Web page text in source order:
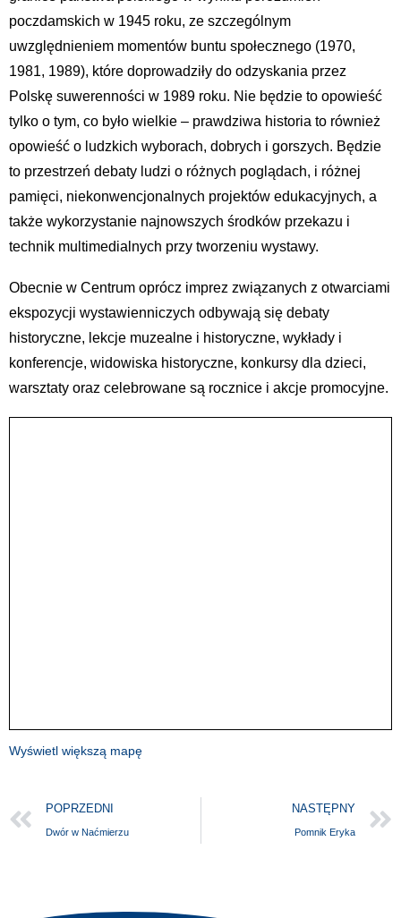
poczdamskich w 1945 roku, ze szczególnym
uwzględnieniem momentów buntu społecznego (1970,
1981, 1989), które doprowadziły do odzyskania przez
Polskę suwerenności w 1989 roku. Nie będzie to opowieść
tylko o tym, co było wielkie – prawdziwa historia to również
opowieść o ludzkich wyborach, dobrych i gorszych. Będzie
to przestrzeń debaty ludzi o różnych poglądach, i różnej
pamięci, niekonwencjonalnych projektów edukacyjnych, a
także wykorzystanie najnowszych środków przekazu i
technik multimedialnych przy tworzeniu wystawy.
Obecnie w Centrum oprócz imprez związanych z otwarciami
ekspozycji wystawienniczych odbywają się debaty
historyczne, lekcje muzealne i historyczne, wykłady i
konferencje, widowiska historyczne, konkursy dla dzieci,
warsztaty oraz celebrowane są rocznice i akcje promocyjne.
Wyświetl większą mapę
POPRZEDNI
Dwór w Naćmierzu
NASTĘPNY
Pomnik Eryka